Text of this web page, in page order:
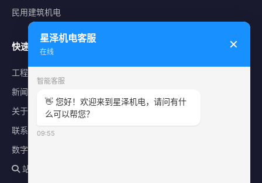
民用建筑机电
快速导航
工程案例
新闻中心
关于星泽
联系我们
数字化平台
站内搜索
星泽机电客服
在线
✕
智能客服
👋 您好！欢迎来到星泽机电，请问有什
么可以帮您？
09:55